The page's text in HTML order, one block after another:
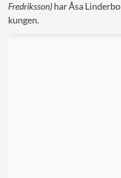
Fredriksson)har Åsa
kungen.